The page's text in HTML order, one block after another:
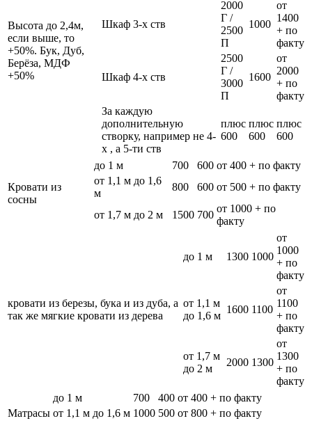
Высота до 2,4м,
если выше, то
+50%. Бук, Дуб,
Берёза, МДФ
+50%
Шкаф 3-х ств
2000
Г /
2500
П
1000
от
1400
+ по
факту
Шкаф 4-х ств
2500
Г /
3000
П
1600
от
2000
+ по
факту
За каждую
дополнительную
створку, например не 4-
х , а 5-ти ств
плюс
600
плюс
600
плюс
600
Кровати из
сосны
до 1 м 700 600 от 400 + по факту
от 1,1 м до 1,6
м
800 600 от 500 + по факту
от 1,7 м до 2 м 1500 700
от 1000 + по
факту
кровати из березы, бука и из дуба, а
так же мягкие кровати из дерева
до 1 м 1300 1000
от
1000
+ по
факту
от 1,1 м
до 1,6 м
1600 1100
от
1100
+ по
факту
от 1,7 м
до 2 м
2000 1300
от
1300
+ по
факту
Матрасы
до 1 м 700 400 от 400 + по факту
от 1,1 м до 1,6 м 1000 500 от 800 + по факту